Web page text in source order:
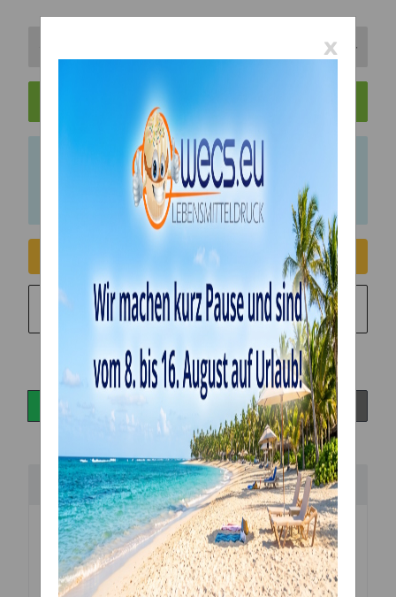
In den Warenkorb
Bitte beachten Sie das Abnahmeintervall von 1
Consent erteilen
Sie möchten in monatlichen Raten zahlen?Weitere
Informationen
Beschreibung
HandgefertigteTorten TopperausHolz (Birke)zum
Dekorieren von Torten und Kuchen.
x